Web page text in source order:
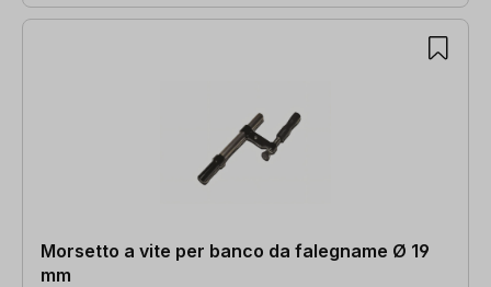
Morsetto a vite per banco da falegname Ø 19
mm